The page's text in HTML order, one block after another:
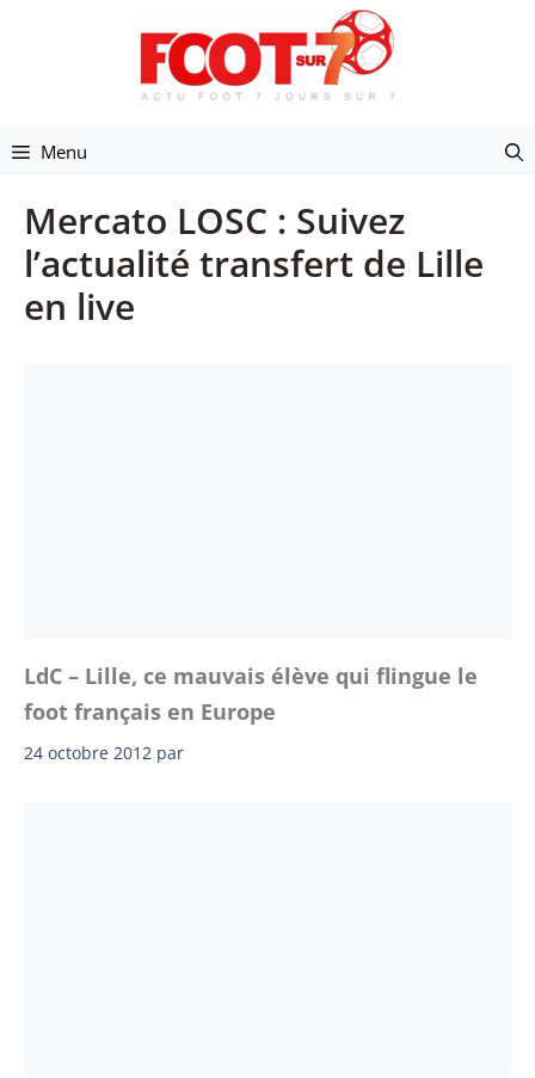
Menu
Mercato LOSC : Suivez
l’actualité transfert de Lille
en live
LdC – Lille, ce mauvais élève qui flingue le
foot français en Europe
24 octobre 2012 par